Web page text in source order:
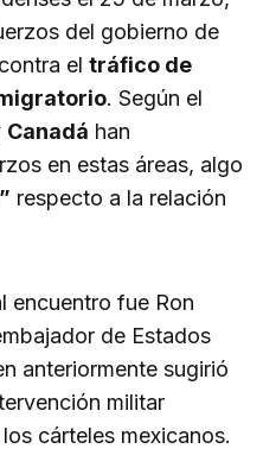
del gobierno de
el tráfico de
. Según el
Canadá han
en estas áreas, algo
respecto a la relación
encuentro fue Ron
de Estados
anteriormente sugirió
militar
cárteles mexicanos.